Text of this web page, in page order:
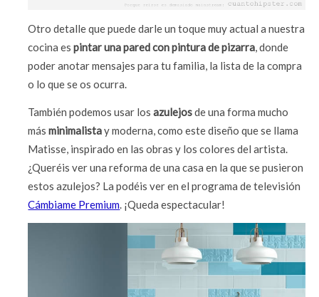
Otro detalle que puede darle un toque muy actual a nuestra
cocina espintar una pared con pintura de pizarra , donde
poder anotar mensajes para tu familia, la lista de la compra
o lo que se os ocurra.
También podemos usar losazulejosde una forma mucho
másminimalistay moderna, como este diseño que se llama
Matisse, inspirado en las obras y los colores del artista.
¿Queréis ver una reforma de una casa en la que se pusieron
estos azulejos? La podéis ver en el programa de televisión
Cámbiame Premium . ¡Queda espectacular!